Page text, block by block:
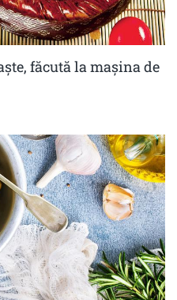
făcută la mașina de